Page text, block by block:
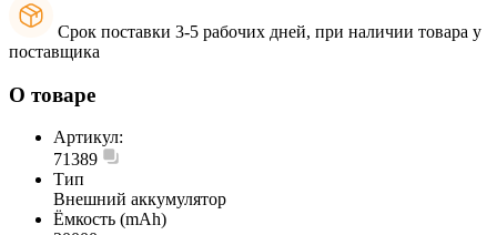
Срок поставки 3-5 рабочих дней, при наличии товара у
поставщика
О товаре
Артикул:
71389
Тип
Внешний аккумулятор
Ёмкость (mAh)